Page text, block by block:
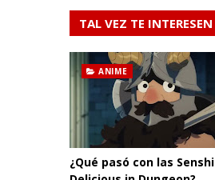
TAL VEZ TE
ANIME
¿Qué pasó con las